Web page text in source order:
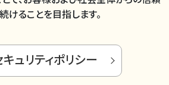
けることを目指します。
ュリティポリシー